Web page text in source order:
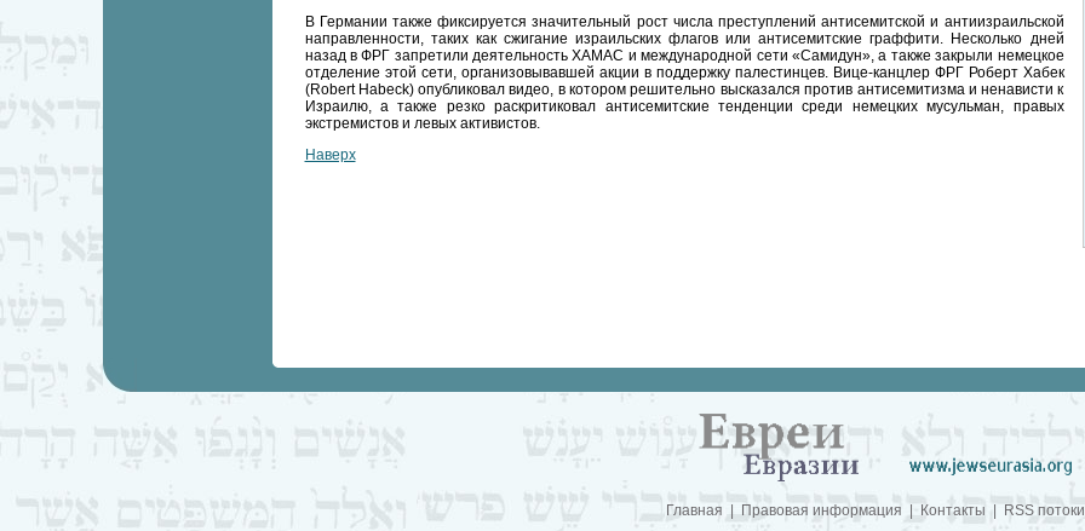
В Германии также фиксируется значительный рост числа преступлений антисемитской и антиизраильской
направленности, таких как сжигание израильских флагов или антисемитские граффити. Несколько дней
назад в ФРГ запретили деятельность ХАМАС и международной сети «Самидун», а также закрыли немецкое
отделение этой сети, организовывавшей акции в поддержку палестинцев. Вице-канцлер ФРГ Роберт Хабек
(Robert Habeck) опубликовал видео, в котором решительно высказался против антисемитизма и ненависти к
Израилю, а также резко раскритиковал антисемитские тенденции среди немецких мусульман, правых
экстремистов и левых активистов.
Наверх
Главная Правовая информация Контакты RSS потоки